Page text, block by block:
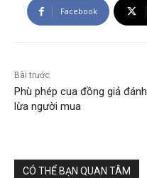
Facebook
Bài trước
Phù phép cua đồng giả đánh
lừa người mua
CÓ THỂ BẠN QUAN TÂM